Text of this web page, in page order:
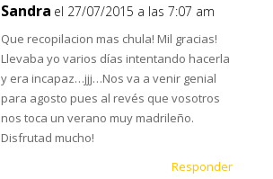
Sandra el 27/07/2015 a las 7:07 am
Que recopilacion mas chula! Mil gracias!
Llevaba yo varios días intentando hacerla
y era incapaz…jjj…Nos va a venir genial
para agosto pues al revés que vosotros
nos toca un verano muy madrileño.
Disfrutad mucho!
Responder